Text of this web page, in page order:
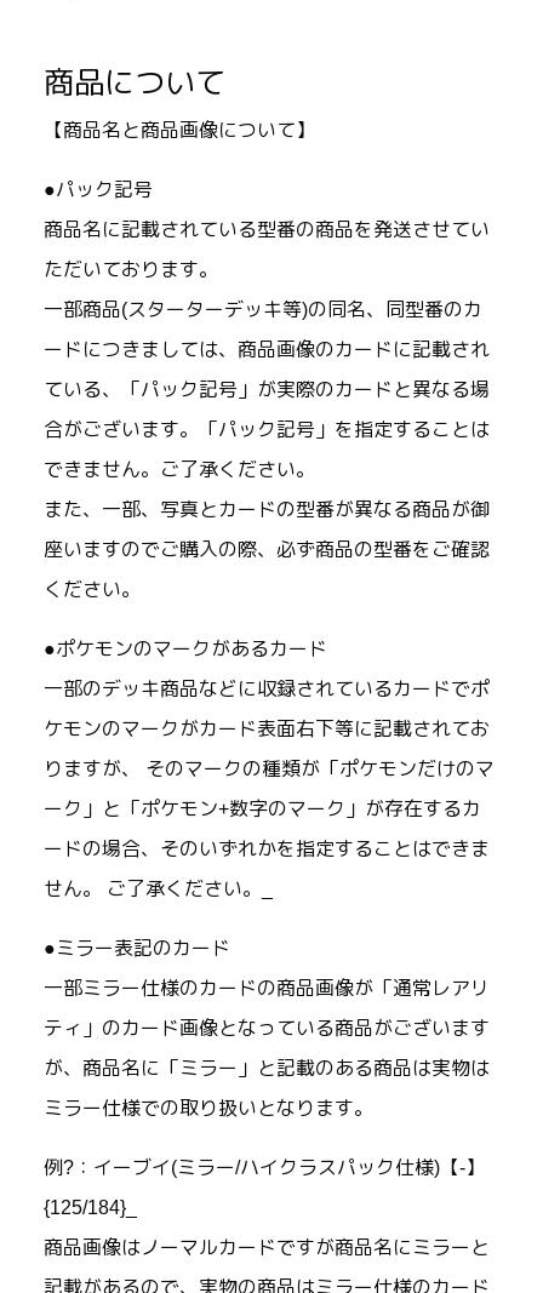
商品について
【商品名と商品画像について】
●パック記号
商品名に記載されている型番の商品を発送させてい
ただいております。
一部商品(スターターデッキ等)の同名、同型番のカ
ードにつきましては、商品画像のカードに記載され
ている、「パック記号」が実際のカードと異なる場
合がございます。「パック記号」を指定することは
できません。ご了承ください。
また、一部、写真とカードの型番が異なる商品が御
座いますのでご購入の際、必ず商品の型番をご確認
ください。
●ポケモンのマークがあるカード
一部のデッキ商品などに収録されているカードでポ
ケモンのマークがカード表面右下等に記載されてお
りますが、 そのマークの種類が「ポケモンだけのマ
ーク」と「ポケモン+数字のマーク」が存在するカ
ードの場合、そのいずれかを指定することはできま
せん。 ご了承ください。_
●ミラー表記のカード
一部ミラー仕様のカードの商品画像が「通常レアリ
ティ」のカード画像となっている商品がございます
が、商品名に「ミラー」と記載のある商品は実物は
ミラー仕様での取り扱いとなります。
例?：イーブイ(ミラー/ハイクラスパック仕様)【-】
{125/184}_
商品画像はノーマルカードですが商品名にミラーと
記載があるので、実物の商品はミラー仕様のカード